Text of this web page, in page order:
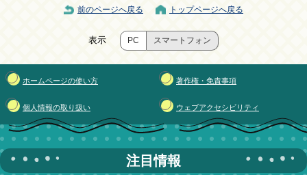
前のページへ戻る トップページへ戻る
表示 PC スマートフォン
ホームページの使い方 著作権・免責事項
個人情報の取り扱い ウェブアクセシビリティ
注目情報